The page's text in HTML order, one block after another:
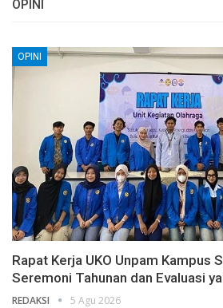
OPINI
OPINI
Rapat Kerja UKO Unpam Kampus
Seremoni Tahunan dan Evaluasi
REDAKSI 5 Agu 2026